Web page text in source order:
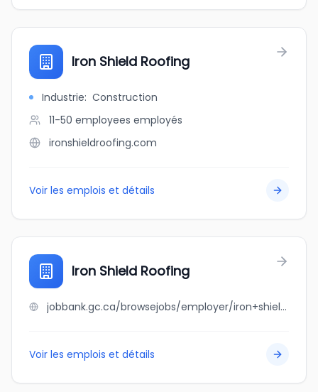
Iron Shield Roofing
Industrie: Construction
11-50 employees employés
ironshieldroofing.com
Voir les emplois et détails
Iron Shield Roofing
jobbank.gc.ca/browsejobs/employer/iron+shield+roofing/ca
Voir les emplois et détails